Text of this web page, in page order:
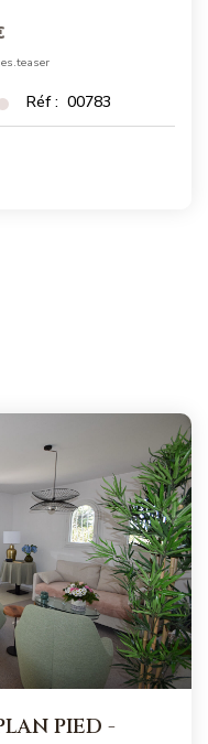
Réf : 00783
PIED -